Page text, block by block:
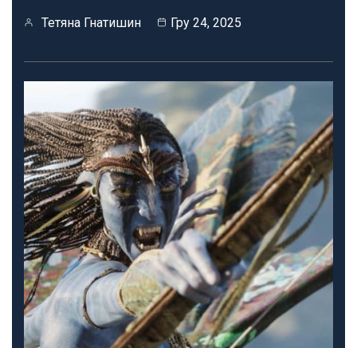
Тетяна Гнатишин Гру 24, 2025